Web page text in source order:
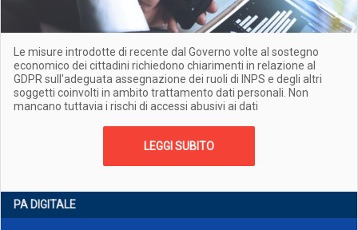
Le misure introdotte di recente dal Governo volte al sostegno
economico dei cittadini richiedono chiarimenti in relazione al
GDPR sull'adeguata assegnazione dei ruoli di INPS e degli altri
soggetti coinvolti in ambito trattamento dati personali. Non
mancano tuttavia i rischi di accessi abusivi ai dati
LEGGI SUBITO
PA DIGITALE